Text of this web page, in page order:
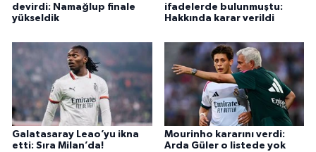
devirdi: Namağlup finale
yükseldik
ifadelerde bulunmuştu:
Hakkında karar verildi
Galatasaray Leao’yu ikna
etti: Sıra Milan’da!
Mourinho kararını verdi:
Arda Güler o listede yok